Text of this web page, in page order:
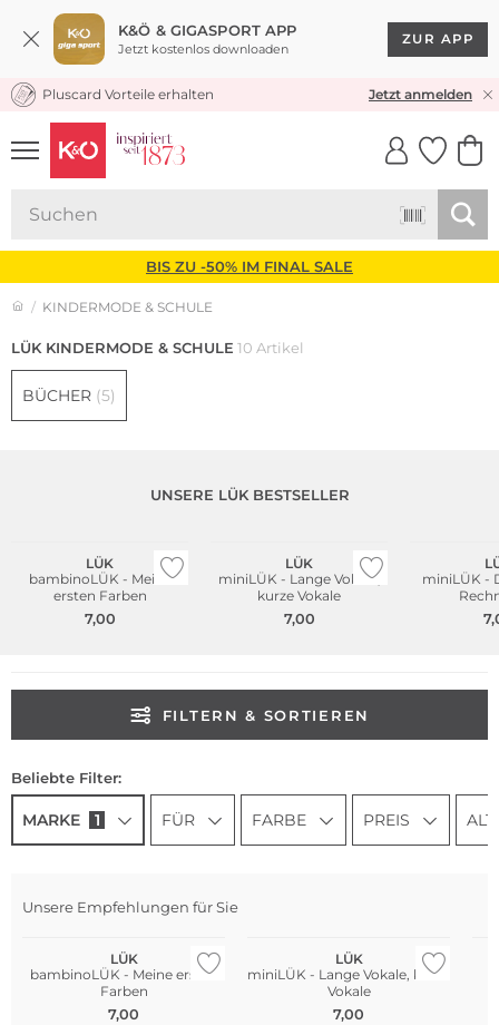
K&Ö & GIGASPORT APP
Jetzt kostenlos downloaden
ZUR APP
KOSTENLOSER VERSAND* & RÜCKVERSAND
Pluscard Vorteile erhalten Jetzt anmelden
UNSERE APP
CLICK &
BIS ZU -50% IM FINAL SALE
KINDERMODE & SCHULE
LÜK KINDERMODE & SCHULE 10 Artikel
BÜCHER (5)
UNSERE LÜK BESTSELLER
LÜK
bambinoLÜK - Meine
ersten Farben
7,00
LÜK
miniLÜK - Lange Vokale,
kurze Vokale
7,00
miniLÜK -
FILTERN & SORTIEREN
Beliebte Filter:
MARKE 1 FÜR FARBE PREIS
Unsere Empfehlungen für Sie
LÜK
bambinoLÜK - Meine ersten
Farben
7,00
LÜK
miniLÜK - Lange Vokale, kurze
Vokale
7,00